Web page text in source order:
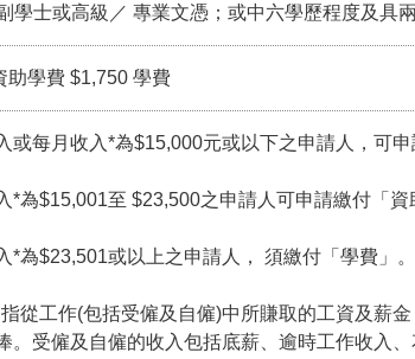
學士或高級／ 專業文憑；或中六學歷程度及具
助學費 $1,750 學費
或每月收入*為$15,000元或以下之申請人，可
*為$15,001至 $23,500之申請人可申請繳付「資
*為$23,501或以上之申請人， 須繳付「學費」。
從工作(包括受僱及自僱)中所賺取的工資及薪
。受僱及自僱的收入包括底薪、逾時工作收入